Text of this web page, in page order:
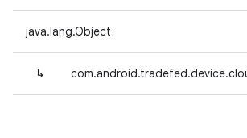
java.lang.Object
↳